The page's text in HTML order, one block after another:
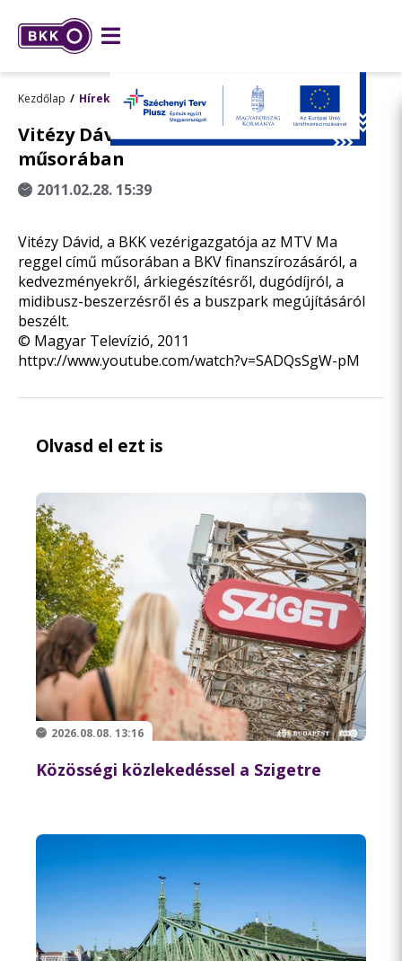
Kezdőlap Hírek
Vitézy Dávid az M1 Ma Reggel című
műsorában
2011.02.28. 15:39
Vitézy Dávid, a BKK vezérigazgatója az MTV Ma
reggel című műsorában a BKV finanszírozásáról, a
kedvezményekről, árkiegészítésről, dugódíjról, a
midibusz-beszerzésről és a buszpark megújításáról
beszélt.
© Magyar Televízió, 2011
httpv://www.youtube.com/watch?v=SADQsSgW-pM
Olvasd el ezt is
2026.08.08. 13:16
Közösségi közlekedéssel a Szigetre